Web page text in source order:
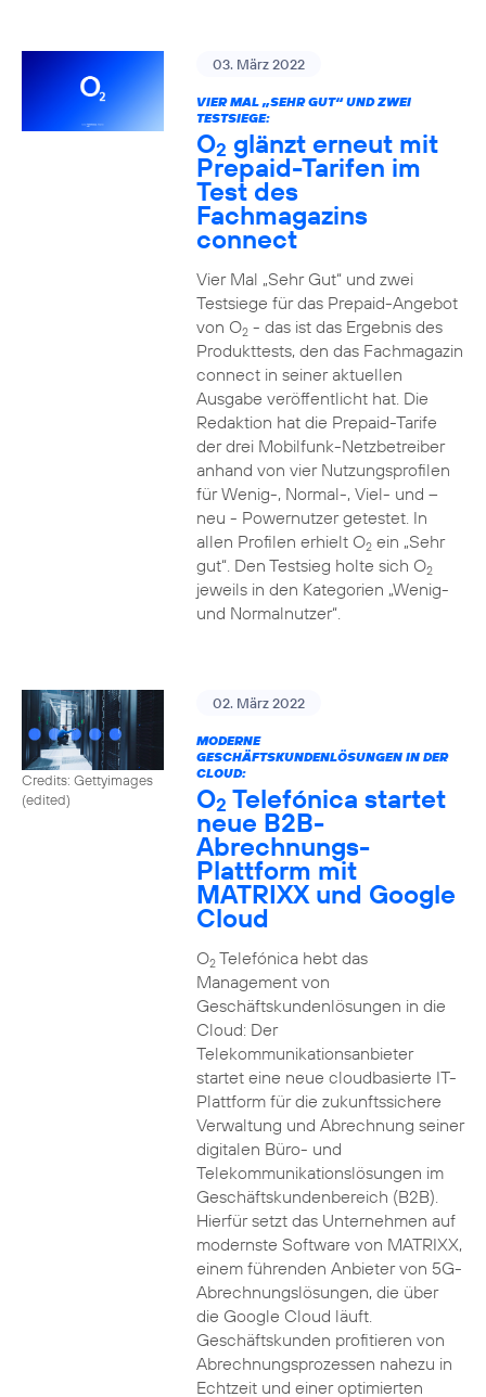
03. März 2022
VIER MAL „SEHR GUT“ UND ZWEI
TESTSIEGE:
O2 glänzt erneut mit
Prepaid-Tarifen im
Test des
Fachmagazins
connect
Vier Mal „Sehr Gut“ und zwei
Testsiege für das Prepaid-Angebot
von O2- das ist das Ergebnis des
Produkttests, den das Fachmagazin
connect in seiner aktuellen
Ausgabe veröffentlicht hat. Die
Redaktion hat die Prepaid-Tarife
der drei Mobilfunk-Netzbetreiber
anhand von vier Nutzungsprofilen
für Wenig-, Normal-, Viel- und –
neu - Powernutzer getestet. In
allen Profilen erhielt O2ein „Sehr
gut“. Den Testsieg holte sich O2
jeweils in den Kategorien „Wenig-
und Normalnutzer“.
Credits: Gettyimages
(edited)
02. März 2022
MODERNE
GESCHÄFTSKUNDENLÖSUNGEN IN DER
CLOUD:
O2 Telefónica startet
neue B2B-
Abrechnungs-
Plattform mit
MATRIXX und Google
Cloud
O2Telefónica hebt das
Management von
Geschäftskundenlösungen in die
Cloud: Der
Telekommunikationsanbieter
startet eine neue cloudbasierte IT-
Plattform für die zukunftssichere
Verwaltung und Abrechnung seiner
digitalen Büro- und
Telekommunikationslösungen im
Geschäftskundenbereich (B2B).
Hierfür setzt das Unternehmen auf
modernste Software von MATRIXX,
einem führenden Anbieter von 5G-
Abrechnungslösungen, die über
die Google Cloud läuft.
Geschäftskunden profitieren von
Abrechnungsprozessen nahezu in
Echtzeit und einer optimierten